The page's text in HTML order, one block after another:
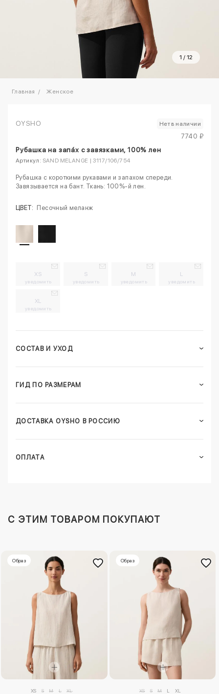
1 / 12
Главная Женское
OYSHO Нет в наличии
7740 ₽
Рубашка на запáх с завязками, 100% лен
Артикул: SAND MELANGE | 3117/106/754
Рубашка с короткими рукавами и запахом спереди.
Завязывается на бант. Ткань: 100%-й лен.
ЦВЕТ: Песочный меланж
XS
уведомить
S
уведомить
M
уведомить
L
уведомить
XL
уведомить
СОСТАВ И УХОД
ГИД ПО РАЗМЕРАМ
ДОСТАВКА OYSHO В РОССИЮ
ОПЛАТА
C ЭТИМ ТОВАРОМ ПОКУПАЮТ
Образ
XS S M L XL
Образ
XS S M L XL